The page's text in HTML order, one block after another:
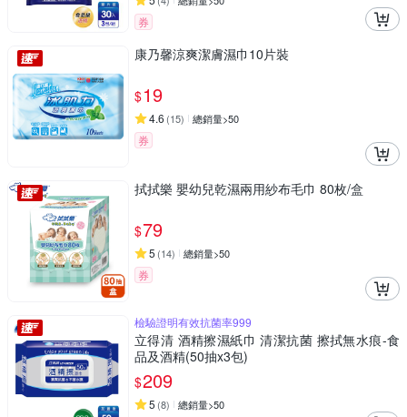
券
康乃馨涼爽潔膚濕巾10片裝
$19
4.6 (15) 總銷量>50
券
拭拭樂 嬰幼兒乾濕兩用紗布毛巾 80枚/盒
$79
5 (14) 總銷量>50
券
檢驗證明有效抗菌率999
立得清 酒精擦濕紙巾 清潔抗菌 擦拭無水痕-食
品及酒精(50抽x3包)
$209
5 (8) 總銷量>50